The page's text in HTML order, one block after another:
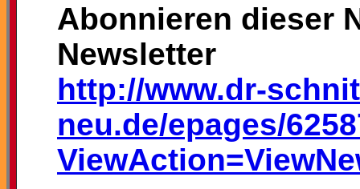
Abonnieren dieser
Newsletter
http://www.dr-
neu.de/epages/